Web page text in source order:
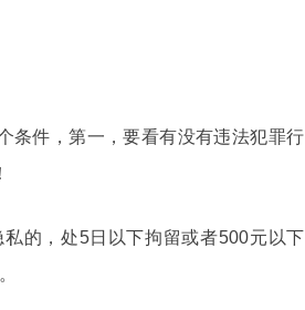
条件，第一，要看有没有违法犯罪行
的，处5日以下拘留或者500元以下